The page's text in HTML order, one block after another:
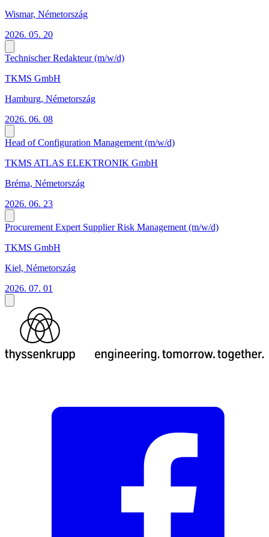
Wismar, Németország
2026. 05. 20
Technischer Redakteur (m/w/d)
TKMS GmbH
Hamburg, Németország
2026. 06. 08
Head of Configuration Management (m/w/d)
TKMS ATLAS ELEKTRONIK GmbH
Bréma, Németország
2026. 06. 23
Procurement Expert Supplier Risk Management (m/w/d)
TKMS GmbH
Kiel, Németország
2026. 07. 01